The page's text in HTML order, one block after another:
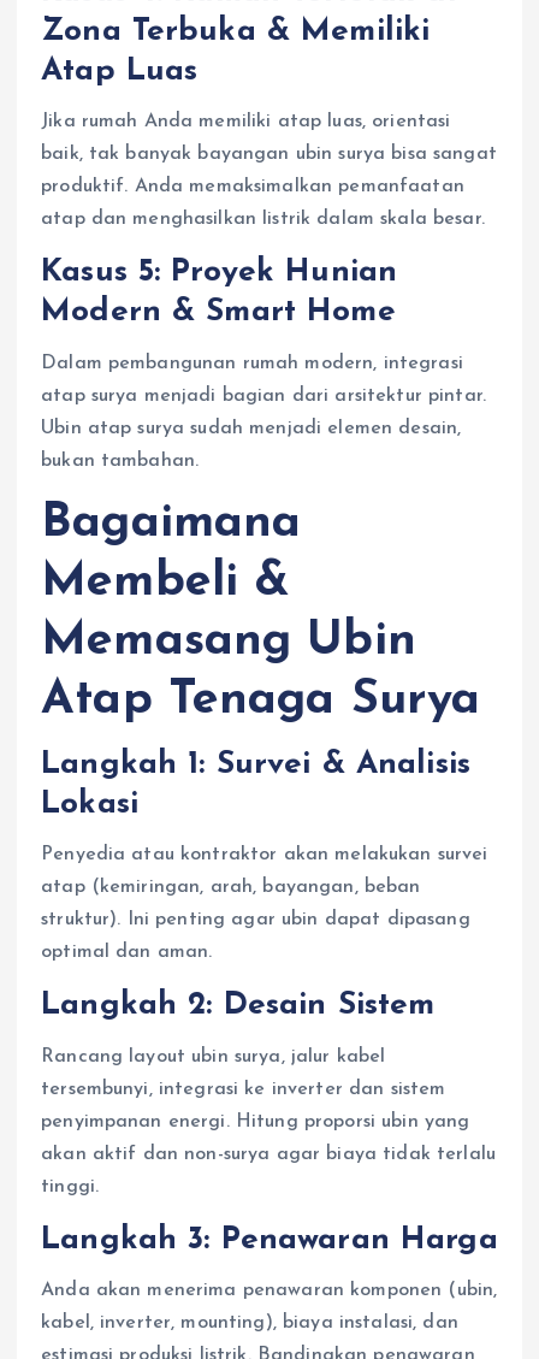
Zona Terbuka & Memiliki
Atap Luas
Jika rumah Anda memiliki atap luas, orientasi
baik, tak banyak bayangan ubin surya bisa sangat
produktif. Anda memaksimalkan pemanfaatan
atap dan menghasilkan listrik dalam skala besar.
Kasus 5: Proyek Hunian
Modern & Smart Home
Dalam pembangunan rumah modern, integrasi
atap surya menjadi bagian dari arsitektur pintar.
Ubin atap surya sudah menjadi elemen desain,
bukan tambahan.
Bagaimana
Membeli &
Memasang Ubin
Atap Tenaga Surya
Langkah 1: Survei & Analisis
Lokasi
Penyedia atau kontraktor akan melakukan survei
atap (kemiringan, arah, bayangan, beban
struktur). Ini penting agar ubin dapat dipasang
optimal dan aman.
Langkah 2: Desain Sistem
Rancang layout ubin surya, jalur kabel
tersembunyi, integrasi ke inverter dan sistem
penyimpanan energi. Hitung proporsi ubin yang
akan aktif dan non-surya agar biaya tidak terlalu
tinggi.
Langkah 3: Penawaran Harga
Anda akan menerima penawaran komponen (ubin,
kabel, inverter, mounting), biaya instalasi, dan